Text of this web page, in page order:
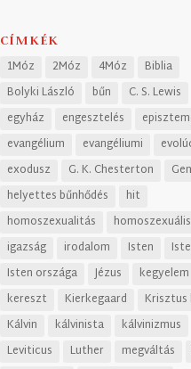
CÍMKÉK
1Móz 2Móz 4Móz
Biblia
Bolyki László
bűn
C. S. Lewis
egyház
engesztelés
evangélium
evangéliumi
exodusz
G. K. Chesterton
helyettes bűnhődés
hit
homoszexualitás
homoszexuális
igazság
irodalom Isten
Isten országa
Jézus
kegyelem
kereszt
Kierkegaard
Krisztus
Kálvin
kálvinista
kálvinizmus
Leviticus
Luther megváltás